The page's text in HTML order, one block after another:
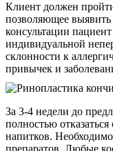
Клиент должен
позволяющее
консультации
индивидуальной
склонности к
привычек и
За 3-4 недели до
полностью
напитков.